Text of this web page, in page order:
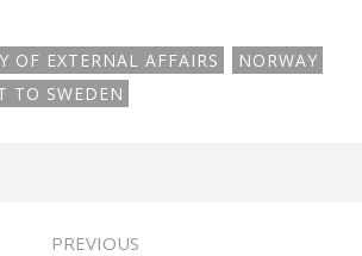
OF EXTERNAL AFFAIRS
NORWAY
TO SWEDEN
PREVIOUS